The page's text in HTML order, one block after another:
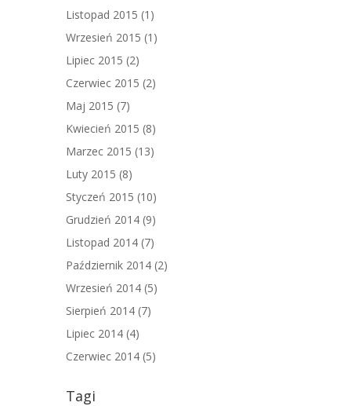
Listopad 2015 (1)
Wrzesień 2015 (1)
Lipiec 2015 (2)
Czerwiec 2015 (2)
Maj 2015 (7)
Kwiecień 2015 (8)
Marzec 2015 (13)
Luty 2015 (8)
Styczeń 2015 (10)
Grudzień 2014 (9)
Listopad 2014 (7)
Październik 2014 (2)
Wrzesień 2014 (5)
Sierpień 2014 (7)
Lipiec 2014 (4)
Czerwiec 2014 (5)
Tagi